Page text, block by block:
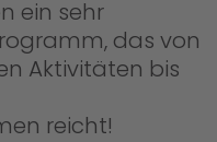
ein sehr
das von
Aktivitäten bis
reicht!